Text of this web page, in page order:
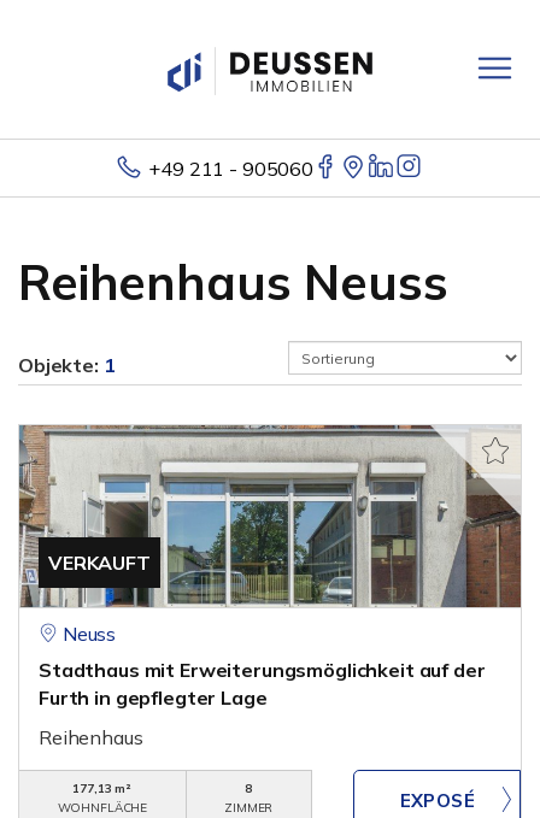
+49 211 - 905060
Reihenhaus Neuss
Objekte: 1
VERKAUFT
Neuss
Stadthaus mit Erweiterungsmöglichkeit auf der
Furth in gepflegter Lage
Reihenhaus
177,13 m²
WOHNFLÄCHE
8
ZIMMER